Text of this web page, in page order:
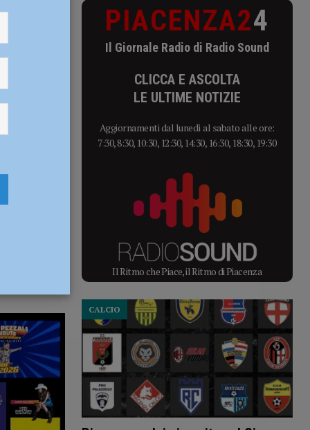
Pd
PIACENZA24
Il Giornale Radio di Radio Sound
CLICCA E ASCOLTA
LE ULTIME NOTIZIE
Aggiornamenti dal lunedì al sabato alle ore:
7:30, 8:30, 10:30, 12:30, 14:30, 16:30, 18:30, 19:30
Il Ritmo che Piace, il Ritmo di Piacenza
CALCIO